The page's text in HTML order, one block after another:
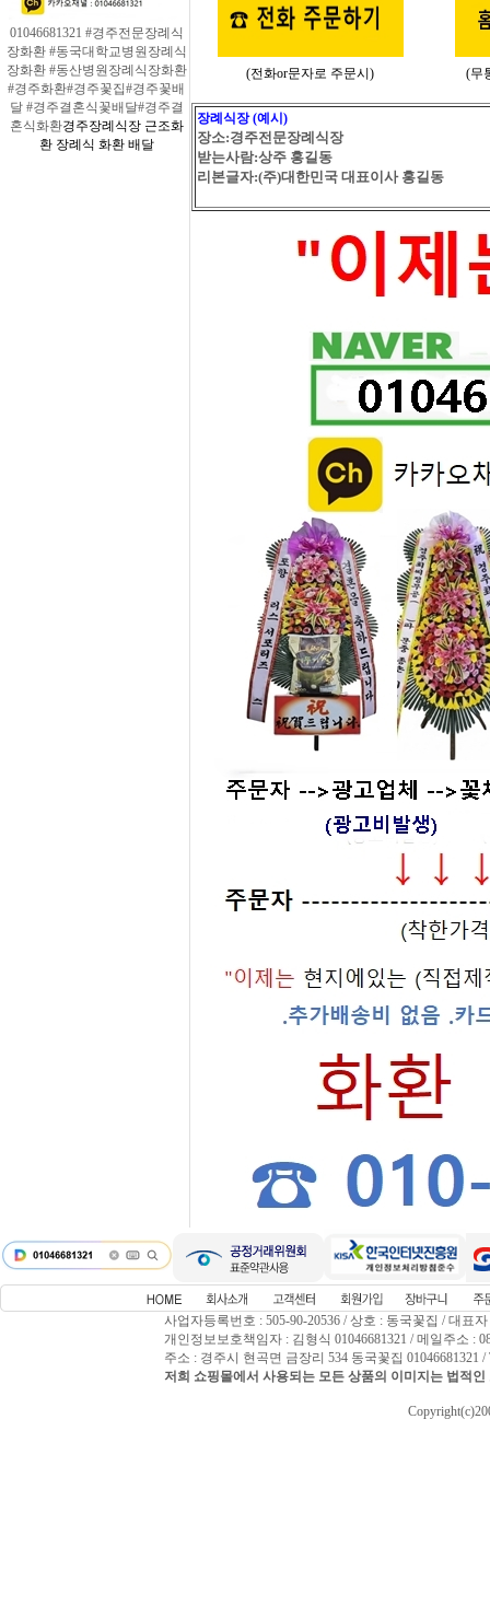
01046681321 #경주전문장례식
장화환 #동국대학교병원장례식
장화환 #동산병원장례식장화환
#경주화환#경주꽃집#경주꽃배
달 #경주결혼식꽃배달#경주결
혼식화환경주장례식장 근조화
환 장례식 화환 배달
(전화or문자로 주문시) (무
장례식장 (예시)
장소:경주전문장례식장
받는사람:상주 홍길동
리본글자:(주)대한민국 대표이사 홍길동
사업자등록번호 : 505-90-20536 / 상호 : 동국꽃집 / 대표
개인정보보호책임자 : 김형식 01046681321 / 메일주소 :
주소 : 경주시 현곡면 금장리 534 동국꽃집 01046681321
저희 쇼핑몰에서 사용되는 모든 상품의 이미지는 법적